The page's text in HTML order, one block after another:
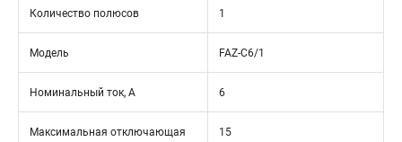
Количество полюсов 1
Модель FAZ-C6/1
Номинальный ток, А 6
Максимальная отключающая
15